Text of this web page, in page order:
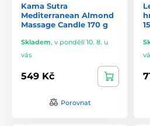
Kama Sutra
Mediterranean Almond
Massage Candle 170 g
Skladem, v pondělí 10. 8. u
vás
549 Kč
Porovnat